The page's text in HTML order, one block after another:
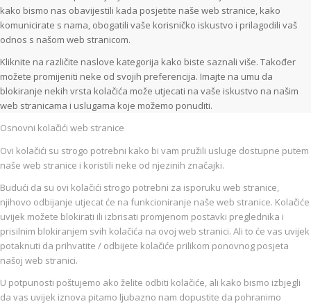
kako bismo nas obavijestili kada posjetite naše web stranice, kako
komunicirate s nama, obogatili vaše korisničko iskustvo i prilagodili vaš
odnos s našom web stranicom.
Kliknite na različite naslove kategorija kako biste saznali više. Također
možete promijeniti neke od svojih preferencija. Imajte na umu da
blokiranje nekih vrsta kolačića može utjecati na vaše iskustvo na našim
web stranicama i uslugama koje možemo ponuditi.
Osnovni kolačići web stranice
Ovi kolačići su strogo potrebni kako bi vam pružili usluge dostupne putem
naše web stranice i koristili neke od njezinih značajki.
Budući da su ovi kolačići strogo potrebni za isporuku web stranice,
njihovo odbijanje utjecat će na funkcioniranje naše web stranice. Kolačiće
uvijek možete blokirati ili izbrisati promjenom postavki preglednika i
prisilnim blokiranjem svih kolačića na ovoj web stranici. Ali to će vas uvijek
potaknuti da prihvatite / odbijete kolačiće prilikom ponovnog posjeta
našoj web stranici.
U potpunosti poštujemo ako želite odbiti kolačiće, ali kako bismo izbjegli
da vas uvijek iznova pitamo ljubazno nam dopustite da pohranimo